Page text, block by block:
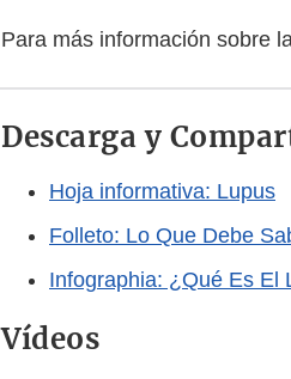
Para más información sobre
Descarga y
Hoja informativa: Lupus
Folleto: Lo Que Debe
Infographia: ¿Qué Es El
Vídeos